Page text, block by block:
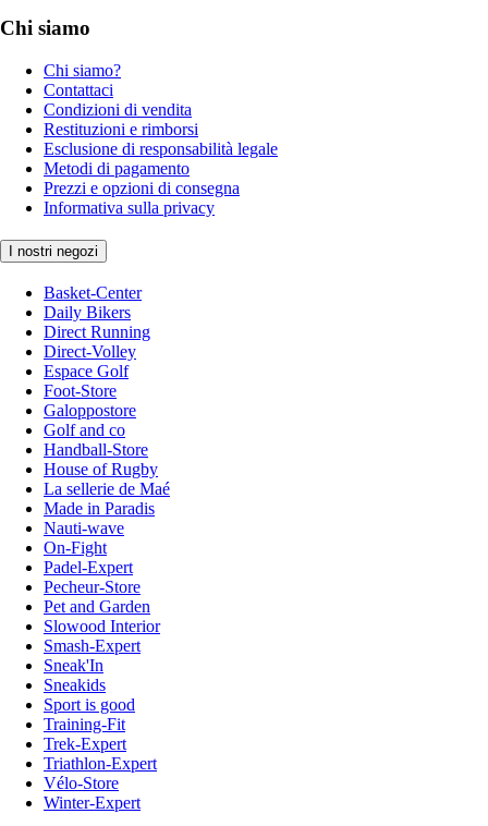
Chi siamo
Chi siamo?
Contattaci
Condizioni di vendita
Restituzioni e rimborsi
Esclusione di responsabilità legale
Metodi di pagamento
Prezzi e opzioni di consegna
Informativa sulla privacy
I nostri negozi
Basket-Center
Daily Bikers
Direct Running
Direct-Volley
Espace Golf
Foot-Store
Galoppostore
Golf and co
Handball-Store
House of Rugby
La sellerie de Maé
Made in Paradis
Nauti-wave
On-Fight
Padel-Expert
Pecheur-Store
Pet and Garden
Slowood Interior
Smash-Expert
Sneak'In
Sneakids
Sport is good
Training-Fit
Trek-Expert
Triathlon-Expert
Vélo-Store
Winter-Expert